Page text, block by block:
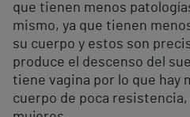
que tienen menos
mismo, ya que tienen
su cuerpo y estos son
produce el descenso del
tiene vagina por lo que hay
cuerpo de poca